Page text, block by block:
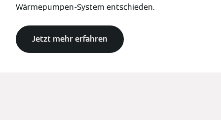
Wärmepumpen-System entschieden.
Jetzt mehr erfahren